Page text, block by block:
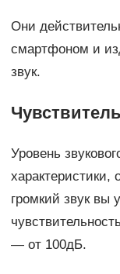
Они
смартфоном и
звук.
Уровень
характеристики,
громкий звук вы
— от 100дБ.